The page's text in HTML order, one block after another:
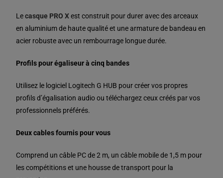
Lecasque PRO Xest construit pour durer avec des arceaux
en aluminium de haute qualité et une armature de bandeau en
acier robuste avec un rembourrage longue durée.
Profils pour égaliseur à cinq bandes
Utilisez le logiciel Logitech G HUB pour créer vos propres
profils d’égalisation audio ou téléchargez ceux créés par vos
professionnels préférés.
Deux cables fournis pour vous
Comprend un câble PC de 2 m, un câble mobile de 1,5 m pour
les compétitions et une housse de transport pour la